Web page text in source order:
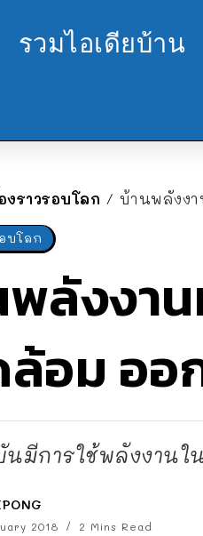
รวมไอเดียบ้าน
งราวรอบโลก / บ้านพลังง
บโลก
ลังงา
อม ออ
มีการใช้พลังงานใ
2018 2 Mins Read